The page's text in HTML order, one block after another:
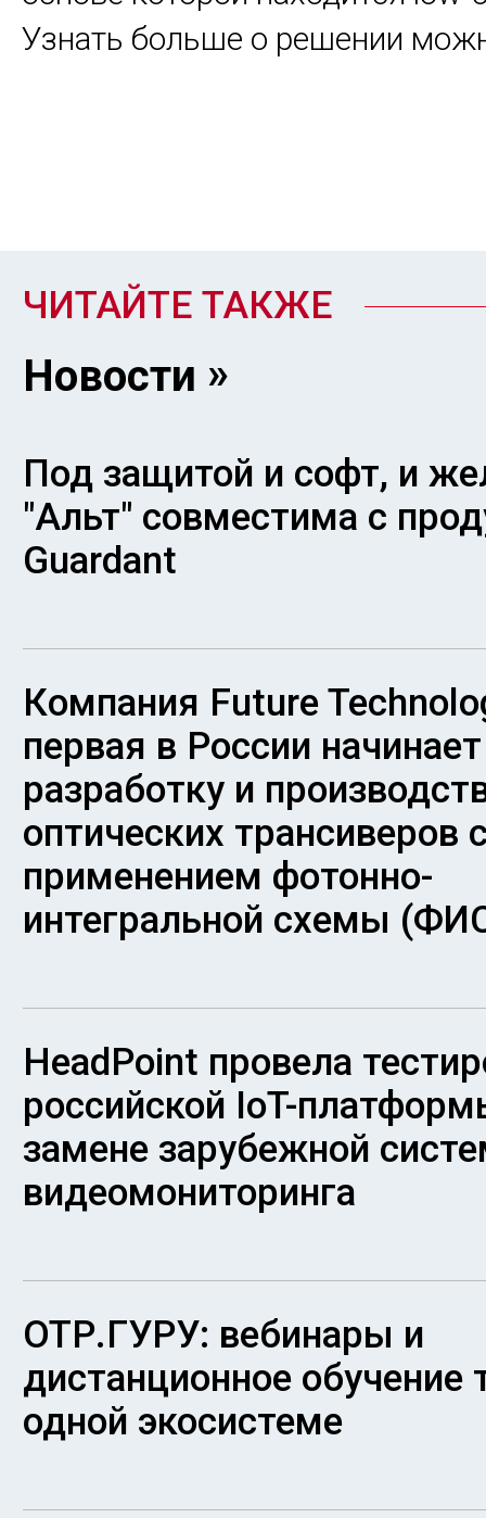
Узнать больше о решении
ЧИТАЙТЕ ТАКЖЕ
Новости
Под защитой и софт, и
"Альт" совместима с
Guardant
Компания Future
первая в России начинает
разработку и
оптических трансиверов
применением фотонно-
интегральной схемы
HeadPoint провела
российской IoT-
замене зарубежной
видеомониторинга
ОТР.ГУРУ: вебинары и
дистанционное обучение
одной экосистеме